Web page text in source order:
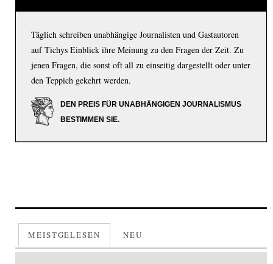
Täglich schreiben unabhängige Journalisten und Gastautoren
auf Tichys Einblick ihre Meinung zu den Fragen der Zeit. Zu
jenen Fragen, die sonst oft all zu einseitig dargestellt oder unter
den Teppich gekehrt werden.
DEN PREIS FÜR UNABHÄNGIGEN JOURNALISMUS
BESTIMMEN SIE.
MEISTGELESEN NEU